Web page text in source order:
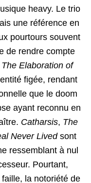
heavy. Le trio
une référence en
pourtours souvent
de rendre compte
The Elaboration of
figée, rendant
que le doom
ayant reconnu en
Catharsis, The
Never Livedsont
ressemblant à nul
Pourtant,
la notoriété de